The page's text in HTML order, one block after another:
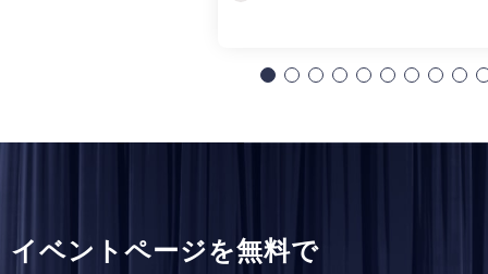
イベントページを無料で